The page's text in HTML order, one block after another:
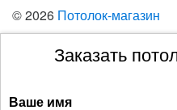
© 2026 Потолок-магазин
Заказать
Ваше имя